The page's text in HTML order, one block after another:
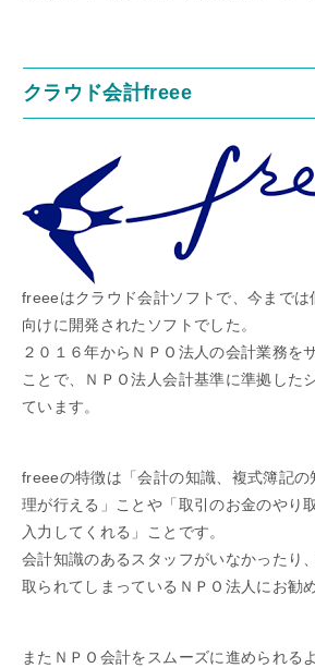
クラウド会計freee
freeeはクラウド会計ソフトで、今まで
向けに開発されたソフトでした。
２０１６年からＮＰＯ法人の会計業務を
ことで、ＮＰＯ法人会計基準に準拠した
ています。
freeeの特徴は「会計の知識、複式簿記
理が行える」ことや「取引のお金のやり
入力してくれる」ことです。
会計知識のあるスタッフがいなかったり
取られてしまっているＮＰＯ法人にお勧
またＮＰＯ会計をスムーズに進められる